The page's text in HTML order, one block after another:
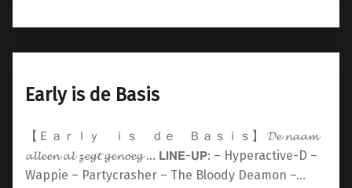
Early is de Basis
【 Ｅａｒｌｙ ｉｓ ｄｅ Ｂａｓｉｓ】 𝓓𝓮 𝓷𝓪𝓪𝓶
𝓪𝓵𝓵𝓮𝓮𝓷 𝓪𝓵 𝔃𝓮𝓰𝓽 𝓰𝓮𝓷𝓸𝓮𝓰 … 𝗟𝗜𝗡𝗘-𝗨𝗣: – Hyperactive-D –
Wappie – Partycrasher – The Bloody Deamon –…